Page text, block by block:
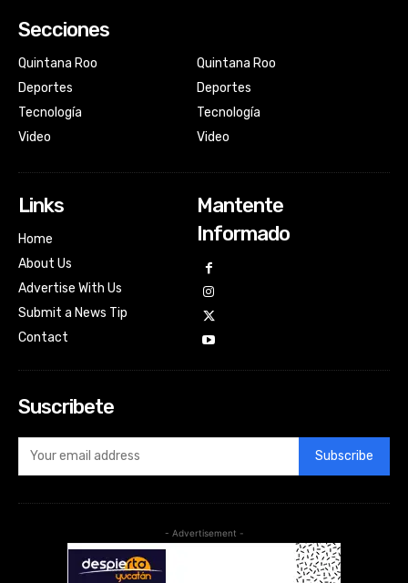
Secciones
Quintana Roo
Deportes
Tecnología
Video
Quintana Roo
Deportes
Tecnología
Video
Links
Home
About Us
Advertise With Us
Submit a News Tip
Contact
Mantente
Informado
Suscribete
Subscribe
- Advertisement -